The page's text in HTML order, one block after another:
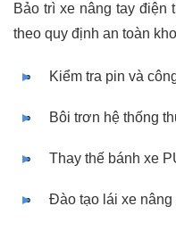
Bảo trì xe nâng tay điện
theo quy định an toàn
Kiểm tra pin và
Bôi trơn hệ thống
Thay thế bánh xe
Đào tạo lái xe nâng